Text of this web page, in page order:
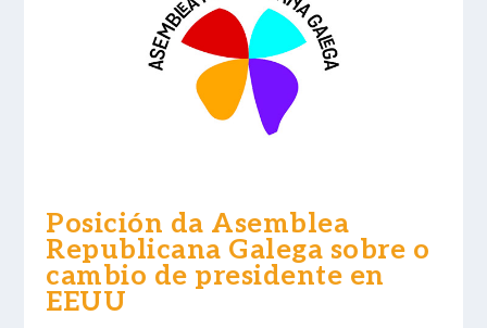
Posición da Asemblea
Republicana Galega sobre o
cambio de presidente en
EEUU